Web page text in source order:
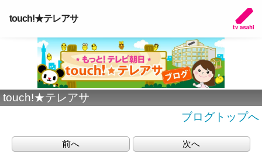
touch!★テレアサ
touch!★テレアサ
ブログトップへ
前へ 次へ